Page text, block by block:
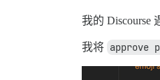
我的 Discourse
我将 approve